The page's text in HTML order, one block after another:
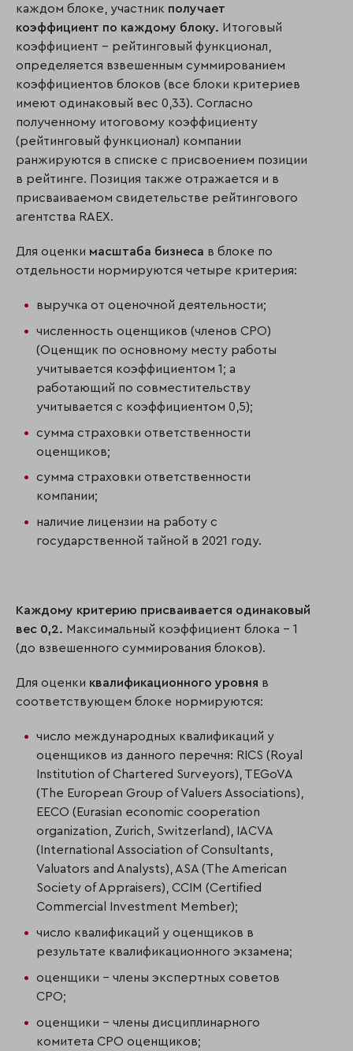
каждом блоке, участник получает
коэффициент по каждому блоку. Итоговый
коэффициент – рейтинговый функционал,
определяется взвешенным суммированием
коэффициентов блоков (все блоки критериев
имеют одинаковый вес 0,33). Согласно
полученному итоговому коэффициенту
(рейтинговый функционал) компании
ранжируются в списке с присвоением позиции
в рейтинге. Позиция также отражается и в
присваиваемом свидетельстве рейтингового
агентства RAEX.
Для оценки масштаба бизнеса в блоке по
отдельности нормируются четыре критерия:
выручка от оценочной деятельности;
численность оценщиков (членов СРО)
(Оценщик по основному месту работы
учитывается коэффициентом 1; а
работающий по совместительству
учитывается с коэффициентом 0,5);
сумма страховки ответственности
оценщиков;
сумма страховки ответственности
компании;
наличие лицензии на работу с
государственной тайной в 2021 году.
Каждому критерию присваивается одинаковый
вес 0,2. Максимальный коэффициент блока – 1
(до взвешенного суммирования блоков).
Для оценки квалификационного уровня в
соответствующем блоке нормируются:
число международных квалификаций у
оценщиков из данного перечня: RICS (Royal
Institution of Chartered Surveyors), TEGoVA
(The European Group of Valuers Associations),
EECO (Eurasian economic cooperation
organization, Zurich, Switzerland), IACVA
(International Association of Consultants,
Valuators and Analysts), ASA (The American
Society of Appraisers), CCIM (Certified
Commercial Investment Member);
число квалификаций у оценщиков в
результате квалификационного экзамена;
оценщики – члены экспертных советов
СРО;
оценщики – члены дисциплинарного
комитета СРО оценщиков;